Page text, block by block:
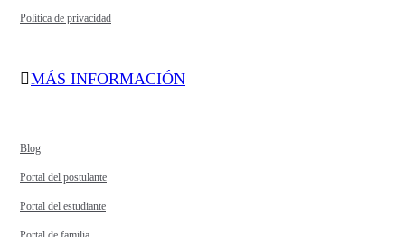
Política de privacidad
MÁS INFORMACIÓN
Blog
Portal del postulante
Portal del estudiante